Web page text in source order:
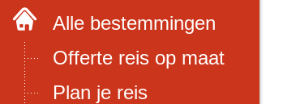
Alle bestemmingen
Offerte reis op maat
Plan je reis